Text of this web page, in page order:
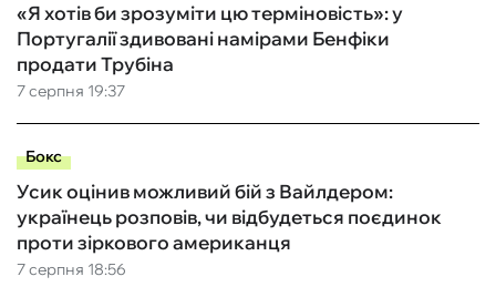
7 серпня 19:37
«Я хотів би зрозуміти цю терміновість»: у
Португалії здивовані намірами Бенфіки
продати Трубіна
Бокс
7 серпня 18:56
Усик оцінив можливий бій з Вайлдером:
українець розповів, чи відбудеться поєдинок
проти зіркового американця